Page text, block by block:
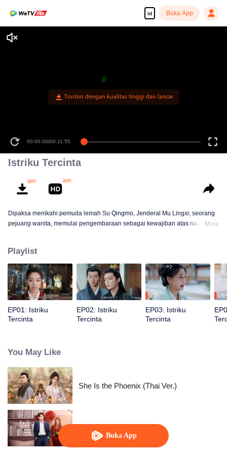
id Buka App
Buka App
Tonton dengan kualitas tinggi dan lancar
00:00:00/00:11:55
Istriku Tercinta
Dipaksa menikahi pemuda lemah Su Qingmo, Jenderal Mu Lingxi, seorang
pejuang wanita, memulai pengembaraan sebagai kewajiban atas nama
rintangan dalam hubungan, serta bersatu untuk mewujudkan keadilan
bersama.
More
Playlist
EP01: Istriku
Tercinta
EP02: Istriku
Tercinta
VIP
EP03: Istriku
Tercinta
VIP
You May Like
She Is the Phoenix (Thai Ver.)